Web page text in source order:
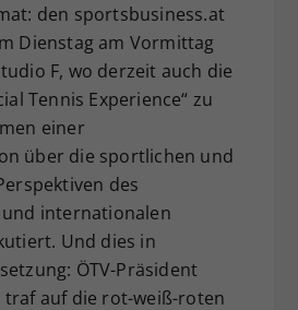
den sportsbusiness.at
Dienstag am Vormittag
F, wo derzeit auch die
Tennis Experience“ zu
einer
über die sportlichen und
des
internationalen
Und dies in
ÖTV-Präsident
traf auf die rot-weiß-roten